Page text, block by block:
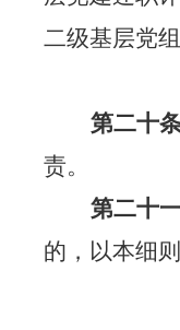
二级基层党
第二十
责。
第二十
的，以本细则